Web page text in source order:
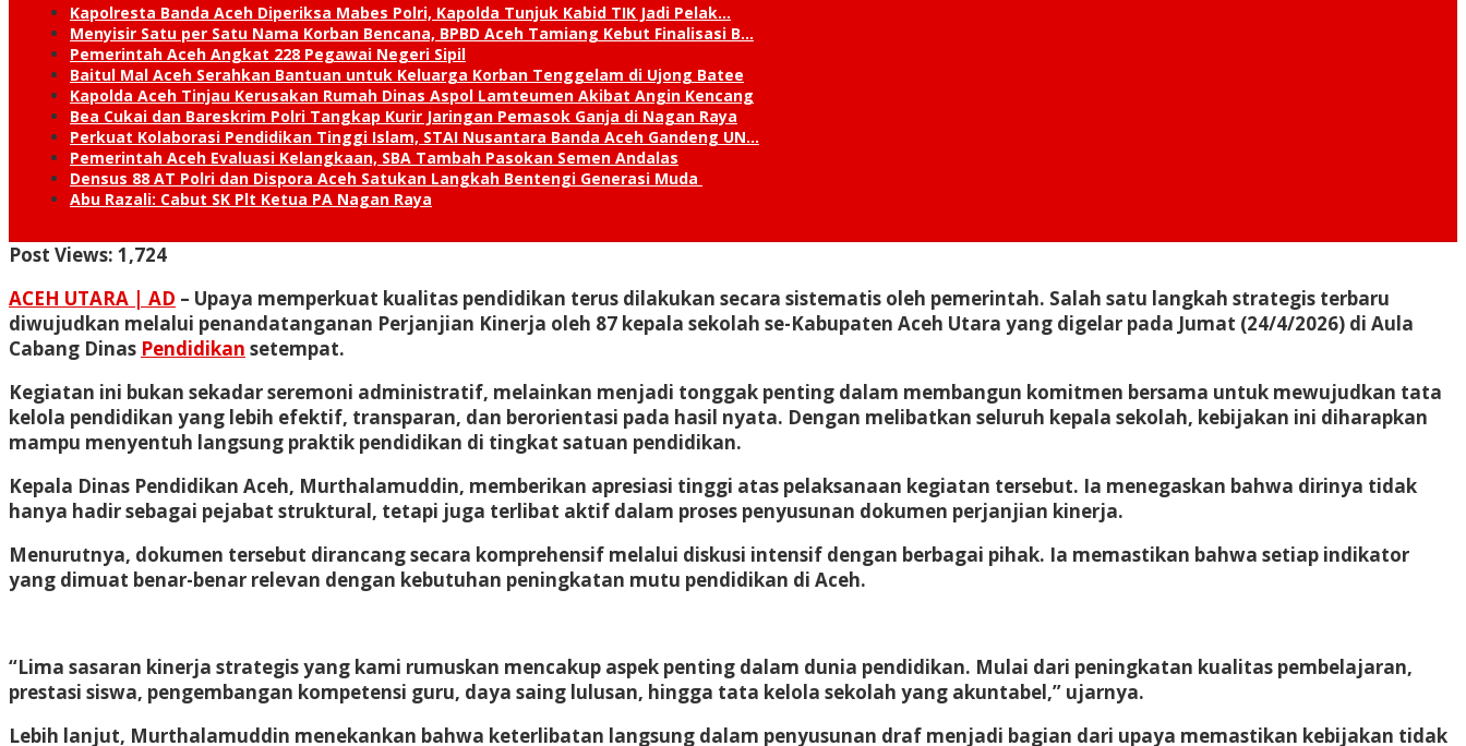
Kapolresta Banda Aceh Diperiksa Mabes Polri, Kapolda Tunjuk Kabid TIK Jadi Pelak…
Menyisir Satu per Satu Nama Korban Bencana, BPBD Aceh Tamiang Kebut Finalisasi B…
Pemerintah Aceh Angkat 228 Pegawai Negeri Sipil
Baitul Mal Aceh Serahkan Bantuan untuk Keluarga Korban Tenggelam di Ujong Batee
Kapolda Aceh Tinjau Kerusakan Rumah Dinas Aspol Lamteumen Akibat Angin Kencang
Bea Cukai dan Bareskrim Polri Tangkap Kurir Jaringan Pemasok Ganja di Nagan Raya
Perkuat Kolaborasi Pendidikan Tinggi Islam, STAI Nusantara Banda Aceh Gandeng UN…
Pemerintah Aceh Evaluasi Kelangkaan, SBA Tambah Pasokan Semen Andalas
Densus 88 AT Polri dan Dispora Aceh Satukan Langkah Bentengi Generasi Muda
Abu Razali: Cabut SK Plt Ketua PA Nagan Raya
Post Views: 1,724
ACEH UTARA | AD – Upaya memperkuat kualitas pendidikan terus dilakukan secara sistematis oleh pemerintah. Salah satu langkah strategis terbaru
diwujudkan melalui penandatanganan Perjanjian Kinerja oleh 87 kepala sekolah se-Kabupaten Aceh Utara yang digelar pada Jumat (24/4/2026) di Aula
Cabang Dinas Pendidikan setempat.
Kegiatan ini bukan sekadar seremoni administratif, melainkan menjadi tonggak penting dalam membangun komitmen bersama untuk mewujudkan tata
kelola pendidikan yang lebih efektif, transparan, dan berorientasi pada hasil nyata. Dengan melibatkan seluruh kepala sekolah, kebijakan ini diharapkan
mampu menyentuh langsung praktik pendidikan di tingkat satuan pendidikan.
Kepala Dinas Pendidikan Aceh, Murthalamuddin, memberikan apresiasi tinggi atas pelaksanaan kegiatan tersebut. Ia menegaskan bahwa dirinya tidak
hanya hadir sebagai pejabat struktural, tetapi juga terlibat aktif dalam proses penyusunan dokumen perjanjian kinerja.
Menurutnya, dokumen tersebut dirancang secara komprehensif melalui diskusi intensif dengan berbagai pihak. Ia memastikan bahwa setiap indikator
yang dimuat benar-benar relevan dengan kebutuhan peningkatan mutu pendidikan di Aceh.
“Lima sasaran kinerja strategis yang kami rumuskan mencakup aspek penting dalam dunia pendidikan. Mulai dari peningkatan kualitas pembelajaran,
prestasi siswa, pengembangan kompetensi guru, daya saing lulusan, hingga tata kelola sekolah yang akuntabel,” ujarnya.
Lebih lanjut, Murthalamuddin menekankan bahwa keterlibatan langsung dalam penyusunan draf menjadi bagian dari upaya memastikan kebijakan tidak